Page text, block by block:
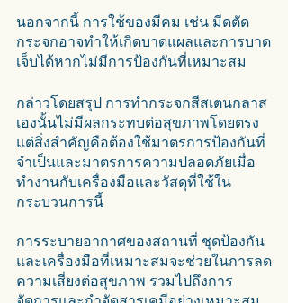
นอกจากนี้ การใช้ของมีคม เช่น มีดตัด
กระจกอาจทำให้เกิดบาดแผลและการบาด
เจ็บได้หากไม่มีการป้องกันที่เหมาะสม
กล่าวโดยสรุป การทำกระจกสีสเตนกลาส
เองนั้นไม่มีผลกระทบต่อสุขภาพโดยตรง
แต่สิ่งสำคัญคือต้องใช้มาตรการป้องกันที่
จำเป็นและมาตรการความปลอดภัยเมื่อ
ทำงานกับเครื่องมือและวัสดุที่ใช้ใน
กระบวนการนี้
การระบายอากาศของสถานที่ ชุดป้องกัน
และเครื่องมือที่เหมาะสมจะช่วยในการลด
ความเสี่ยงต่อสุขภาพ รวมไปถึงการ